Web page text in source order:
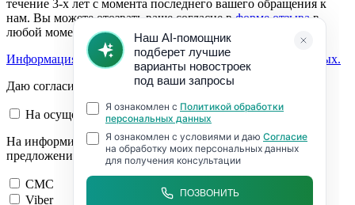
течение 3-х лет с момента последнего вашего обращения к
нам. Вы можете отозвать ваше согласие вформе отзывав
любой момент.
Информация о согласии на обработку персональных данных.
Даю согласие:
На осуществление обратной связи
На информирование об объектах недвижимости,
предложениях и акциях
СМС
Viber